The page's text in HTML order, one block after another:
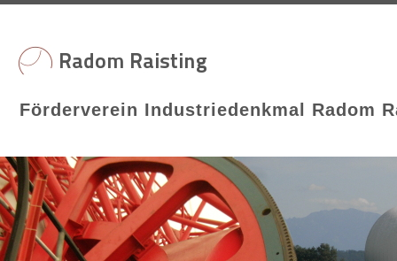
Förderverein Industriedenkmal Radom